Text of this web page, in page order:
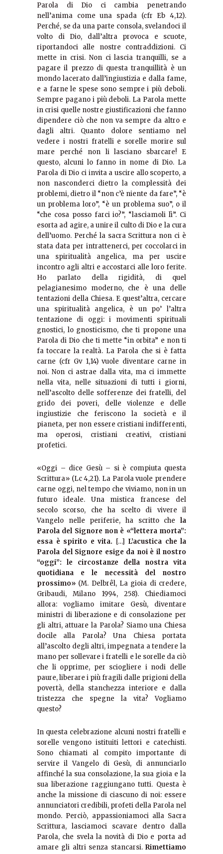
Parola di Dio ci cambia penetrando
nell’anima come una spada (cfr Eb 4,12).
Perché, se da una parte consola, svelandoci il
volto di Dio, dall’altra provoca e scuote,
riportandoci alle nostre contraddizioni. Ci
mette in crisi. Non ci lascia tranquilli, se a
pagare il prezzo di questa tranquillità è un
mondo lacerato dall’ingiustizia e dalla fame,
e a farne le spese sono sempre i più deboli.
Sempre pagano i più deboli. La Parola mette
in crisi quelle nostre giustificazioni che fanno
dipendere ciò che non va sempre da altro e
dagli altri. Quanto dolore sentiamo nel
vedere i nostri fratelli e sorelle morire sul
mare perché non li lasciano sbarcare! E
questo, alcuni lo fanno in nome di Dio. La
Parola di Dio ci invita a uscire allo scoperto, a
non nasconderci dietro la complessità dei
problemi, dietro il “non c’è niente da fare”, “è
un problema loro”, “è un problema suo”, o il
“che cosa posso farci io?”, “lasciamoli lì”. Ci
esorta ad agire, a unire il culto di Dio e la cura
dell’uomo. Perché la sacra Scrittura non ci è
stata data per intrattenerci, per coccolarci in
una spiritualità angelica, ma per uscire
incontro agli altri e accostarci alle loro ferite.
Ho parlato della rigidità, di quel
pelagianesimo moderno, che è una delle
tentazioni della Chiesa. E quest’altra, cercare
una spiritualità angelica, è un po’ l’altra
tentazione di oggi: i movimenti spirituali
gnostici, lo gnosticismo, che ti propone una
Parola di Dio che ti mette “in orbita” e non ti
fa toccare la realtà. La Parola che si è fatta
carne (cfr Gv 1,14) vuole diventare carne in
noi. Non ci astrae dalla vita, ma ci immette
nella vita, nelle situazioni di tutti i giorni,
nell’ascolto delle sofferenze dei fratelli, del
grido dei poveri, delle violenze e delle
ingiustizie che feriscono la società e il
pianeta, per non essere cristiani indifferenti,
ma operosi, cristiani creativi, cristiani
profetici.
«Oggi – dice Gesù – si è compiuta questa
Scrittura» (Lc 4,21). La Parola vuole prendere
carne oggi, nel tempo che viviamo, non in un
futuro ideale. Una mistica francese del
secolo scorso, che ha scelto di vivere il
Vangelo nelle periferie, ha scritto che la
Parola del Signore non è «“lettera morta”:
essa è spirito e vita. […] L’acustica che la
Parola del Signore esige da noi è il nostro
“oggi”: le circostanze della nostra vita
quotidiana e le necessità del nostro
prossimo» (M. Delbrêl, La gioia di credere,
Gribaudi, Milano 1994, 258). Chiediamoci
allora: vogliamo imitare Gesù, diventare
ministri di liberazione e di consolazione per
gli altri, attuare la Parola? Siamo una Chiesa
docile alla Parola? Una Chiesa portata
all’ascolto degli altri, impegnata a tendere la
mano per sollevare i fratelli e le sorelle da ciò
che li opprime, per sciogliere i nodi delle
paure, liberare i più fragili dalle prigioni della
povertà, della stanchezza interiore e dalla
tristezza che spegne la vita? Vogliamo
questo?
In questa celebrazione alcuni nostri fratelli e
sorelle vengono istituiti lettori e catechisti.
Sono chiamati al compito importante di
servire il Vangelo di Gesù, di annunciarlo
affinché la sua consolazione, la sua gioia e la
sua liberazione raggiungano tutti. Questa è
anche la missione di ciascuno di noi: essere
annunciatori credibili, profeti della Parola nel
mondo. Perciò, appassioniamoci alla Sacra
Scrittura, lasciamoci scavare dentro dalla
Parola, che svela la novità di Dio e porta ad
amare gli altri senza stancarsi. Rimettiamo